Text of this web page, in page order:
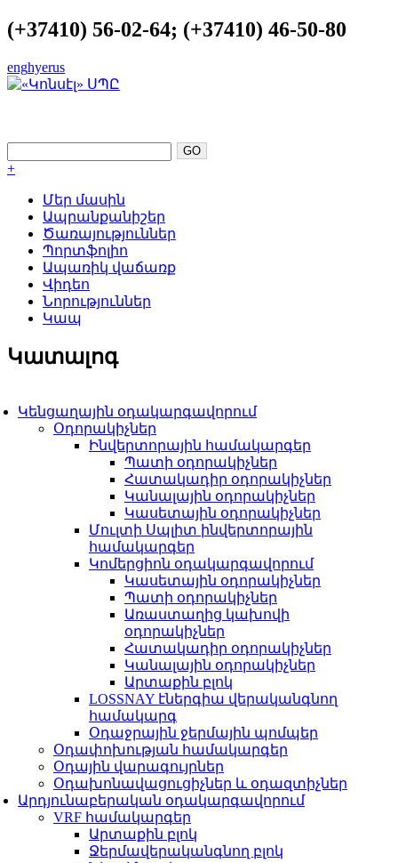
(+37410) 56-02-64; (+37410) 46-50-80
enghyerus
+
Մեր մասին
Ապրանքանիշեր
Ծառայություններ
Պորտֆոլիո
Ապառիկ վաճառք
Վիդեո
Նորություններ
Կապ
Կատալոգ
Կենցաղային օդակարգավորում
Օդորակիչներ
Ինվերտորային համակարգեր
Պատի օդորակիչներ
Հատակադիր օդորակիչներ
Կանալային օդորակիչներ
Կասետային օդորակիչներ
Մուլտի Սպլիտ ինվերտորային
համակարգեր
Կոմերցիոն օդակարգավորում
Կասետային օդորակիչներ
Պատի օդորակիչներ
Առաստաղից կախովի
օդորակիչներ
Հատակադիր օդորակիչներ
Կանալային օդորակիչներ
Արտաքին բլոկ
LOSSNAY էներգիա վերականգնող
համակարգ
Օդաջրային ջերմային պոմպեր
Օդափոխության համակարգեր
Օդային վարագույրներ
Օդախոնավացուցիչներ և օդազտիչներ
Արդյունաբերական օդակարգավորում
VRF համակարգեր
Արտաքին բլոկ
Ջերմավերականգնող բլոկ